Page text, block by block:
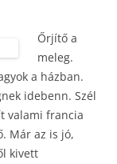
Őrjítő a
meleg.
a házban.
idebenn. Szél
valami francia
Már az is jó,
kivett